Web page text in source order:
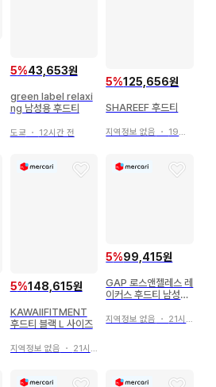
5%43,653원
green label relaxi
ng 남성용 후드티
도쿄 ・ 12시간 전
5%125,656원
SHAREEF 후드티
지역정보 없음 ・ 19시간 전
5%148,615원
KAWAIIFITMENT
후드티 블랙 L 사이즈
지역정보 없음 ・ 21시간 전
5%99,415원
GAP 로스앤젤레스 레
이커스 후드티 남성용
지역정보 없음 ・ 21시간 전